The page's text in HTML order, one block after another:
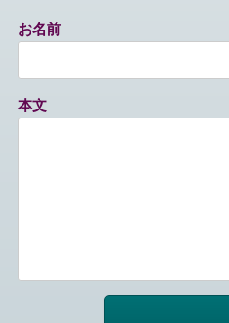
お名前
本文